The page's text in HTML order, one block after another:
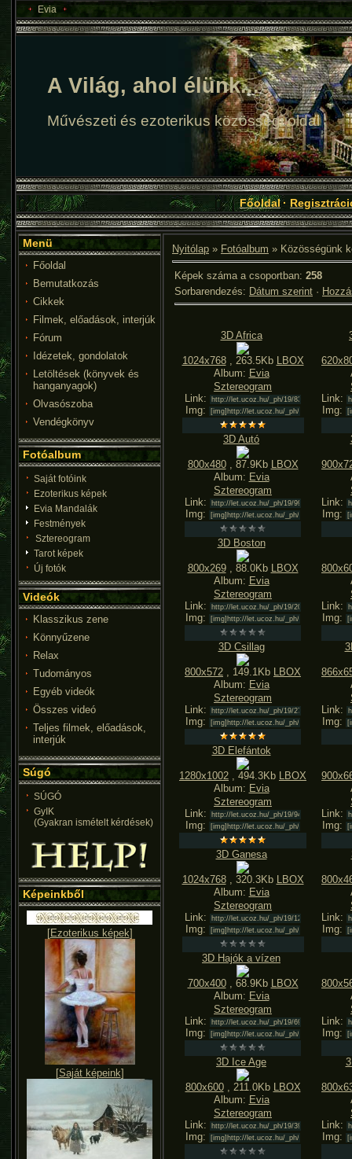
Evia
A Világ, ahol élünk...
Művészeti és ezoterikus közösségi oldal
Főoldal·
Menü
Főoldal
Bemutatkozás
Cikkek
Filmek, előadások, interjúk
Fórum
Idézetek, gondolatok
Letöltések (könyvek és
hanganyagok)
Olvasószoba
Vendégkönyv
Fotóalbum
Saját fotóink
Ezoterikus képek
Evia Mandalák
Festmények
Sztereogram
Tarot képek
Új fotók
Videók
Klasszikus zene
Könnyűzene
Relax
Tudományos
Egyéb videók
Összes videó
Teljes filmek, előadások,
interjúk
Súgó
SÚGÓ
GyIK
(Gyakran ismételt kérdések)
Képeinkből
[Ezoterikus képek]
[Saját képeink]
Nyitólap » Fotóalbum » Közösségünk
Képek száma a csoportban: 258
Sorbarendezés: Dátum szerint ·
3D Africa
1024x768, 263.5Kb LBOX
Album: Evia
Sztereogram
Link:
Img:
Link:
Img:
3D Autó
800x480, 87.9Kb LBOX
Album: Evia
Sztereogram
Link:
Img:
Link:
Img:
3D Boston
800x269, 88.0Kb LBOX
Album: Evia
Sztereogram
Link:
Img:
Link:
Img:
3D Csillag
800x572 , 149.1Kb LBOX
Album: Evia
Sztereogram
Link:
Img:
Link:
Img:
3D Elefántok
1280x1002 , 494.3Kb LBOX
Album: Evia
Sztereogram
Link:
Img:
Link:
Img:
3D Ganesa
1024x768, 320.3Kb LBOX
Album: Evia
Sztereogram
Link:
Img:
Link:
Img:
3D Hajók a vízen
700x400, 68.9Kb LBOX
Album: Evia
Sztereogram
Link:
Img:
Link:
Img:
3D Ice Age
800x600, 211.0Kb LBOX
Album: Evia
Sztereogram
Link:
Img:
Link:
Img: